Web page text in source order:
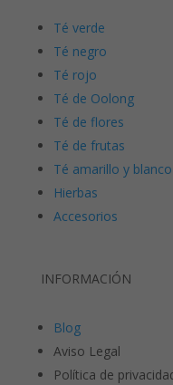
Té verde
Té negro
Té rojo
Té de Oolong
Té de flores
Té de frutas
Té amarillo y blanco
Hierbas
Accesorios
INFORMACIÓN
Blog
Aviso Legal
Política de